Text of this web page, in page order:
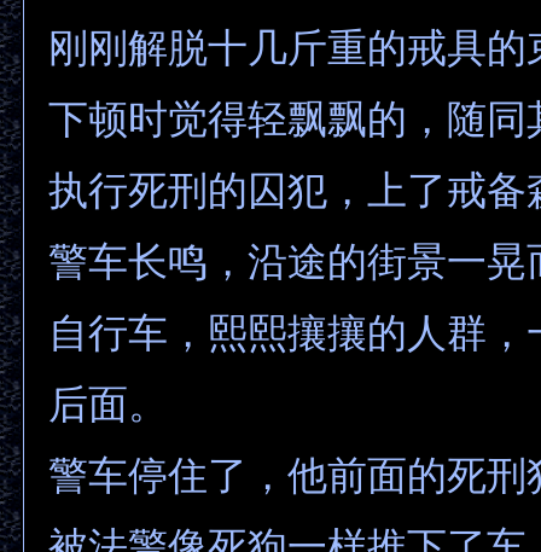
刚刚解脱十几斤重的戒具
下顿时觉得轻飘飘的，随同
执行死刑的囚犯，上了戒备
警车长鸣，沿途的街景一晃
自行车，熙熙攘攘的人群
后面。
警车停住了，他前面的死刑